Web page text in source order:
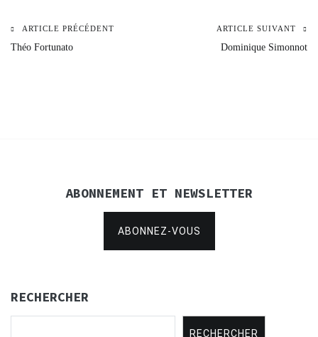
Navigation
ARTICLE PRÉCÉDENT
Théo Fortunato
ARTICLE SUIVANT
Dominique Simonnot
ABONNEMENT ET NEWSLETTER
ABONNEZ-VOUS
RECHERCHER
RECHERCHER